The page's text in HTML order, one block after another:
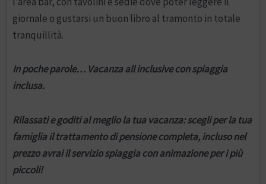
giornale o gustarsi un buon libro al tramonto in totale
tranquillità.
In poche parole… Vacanza all inclusive con spiaggia
inclusa.
Rilassati e goditi al meglio la tua vacanza: scegli per la tua
famiglia il trattamento di pensione completa, incluso nel
prezzo avrai il servizio spiaggia con animazione per i più
piccoli!